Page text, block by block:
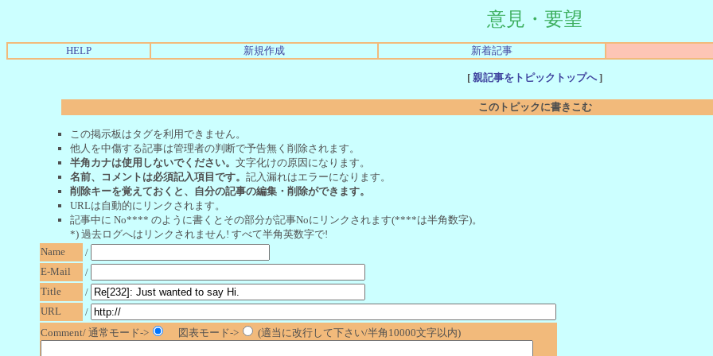
意見・要望
HELP 新規作成 新着記事
[ 親記事をトピックトップへ]
このトピックに書きこむ
この掲示板はタグを利用できません。
他人を中傷する記事は管理者の判断で予告無く削除されます。
半角カナは使用しないでください。 文字化けの原因になります。
名前、コメントは必須記入項目です。 記入漏れはエラーになります。
削除キーを覚えておくと、自分の記事の編集・削除ができます。
URLは自動的にリンクされます。
記事中に No**** のように書くとその部分が記事Noにリンクされます(****は半角数字)。
*) 過去ログへはリンクされません! すべて半角英数字で!
Name
/
E-Mail
/
Title
/
URL
/
Comment/ 通常モード->
図表モード-> (適当に改行して下さい/半角10000文字以内)